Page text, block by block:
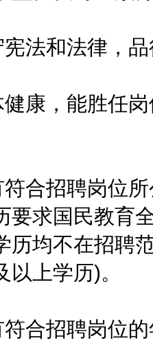
和法律，品
，能胜任岗
招聘岗位所
要求国民教育
历均不在招聘
以上学历)。
招聘岗位的